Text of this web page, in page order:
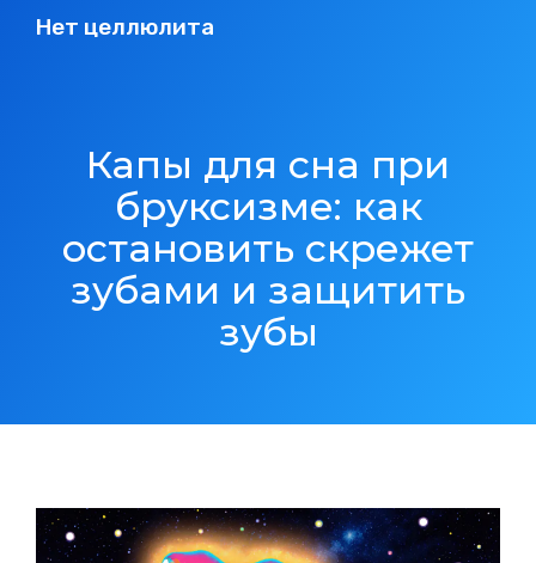
Нет целлюлита
Капы для сна при
бруксизме: как
остановить скрежет
зубами и защитить
зубы